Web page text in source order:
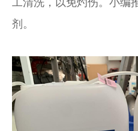
工清洗，以免灼伤。小编
剂。